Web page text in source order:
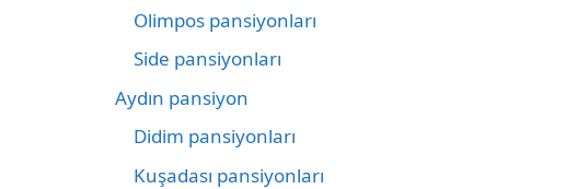
Olimpos pansiyonları
Side pansiyonları
Aydın pansiyon
Didim pansiyonları
Kuşadası pansiyonları